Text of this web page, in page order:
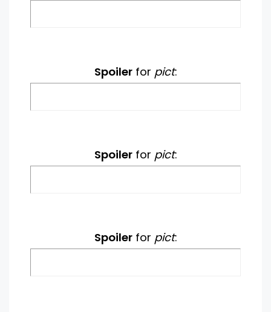
Spoilerfor pict:
Spoilerfor pict:
Spoilerfor pict: